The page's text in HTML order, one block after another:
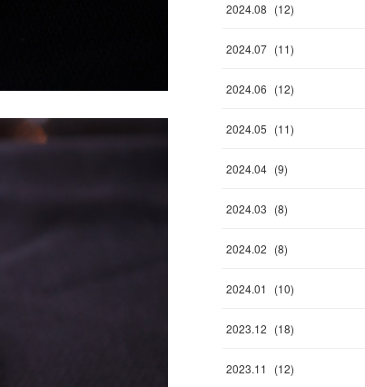
2024.08 (12)
2024.07 (11)
2024.06 (12)
2024.05 (11)
2024.04 (9)
2024.03 (8)
2024.02 (8)
2024.01 (10)
2023.12 (18)
2023.11 (12)